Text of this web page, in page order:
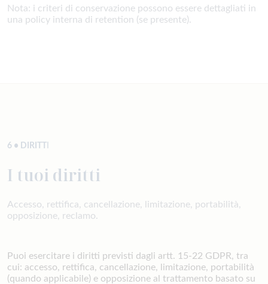
Nota: i criteri di conservazione possono essere dettagliati in
una policy interna di retention (se presente).
6 • DIRITT
I tuoi diritti
Accesso, rettifica, cancellazione, limitazione, portabilità,
opposizione, reclamo.
Puoi esercitare i diritti previsti dagli artt. 15-22 GDPR, tra
cui: accesso, rettifica, cancellazione, limitazione, portabilità
(quando applicabile) e opposizione al trattamento basato su